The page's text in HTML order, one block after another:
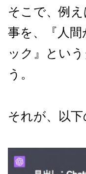
そこで、例
事を、『人
ック』とい
う。
それが、以下